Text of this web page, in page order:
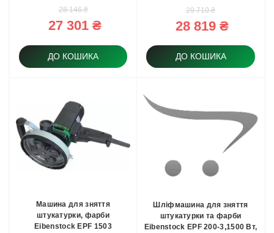
28 146 ₴
27 301 ₴
ДО КОШИКА
29 710 ₴
28 819 ₴
ДО КОШИКА
Машина для зняття
штукатурки, фарби
Eibenstock EPF 1503
Шліфмашина для зняття
штукатурки та фарби
Eibenstock EPF 200-3,1500 Вт,